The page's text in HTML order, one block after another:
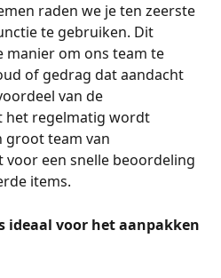
raden we je ten zeerste
te gebruiken. Dit
manier om ons team te
of gedrag dat aandacht
van de
het regelmatig wordt
groot team van
een snelle beoordeling
items.
ideaal voor het aanpakken